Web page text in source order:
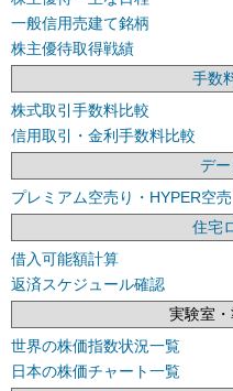
一般信用売建て銘柄
株主優待取得戦績
手数
株式取引手数料比較
信用取引・金利手数料比較
デ
プレミアム空売り・HYPER空売
住宅
借入可能額計算
返済スケジュール確認
実験室
世界の株価指数状況一覧
日本の株価チャート一覧